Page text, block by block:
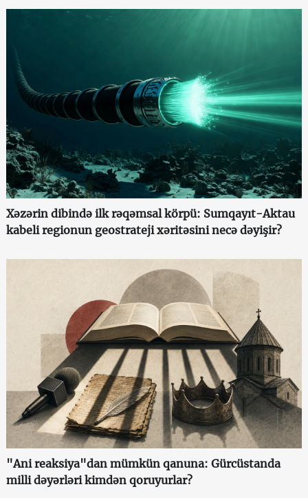
Xəzərin dibində ilk rəqəmsal körpü: Sumqayıt-Aktau
kabeli regionun geostrateji xəritəsini necə dəyişir?
"Ani reaksiya"dan mümkün qanuna: Gürcüstanda
milli dəyərləri kimdən qoruyurlar?